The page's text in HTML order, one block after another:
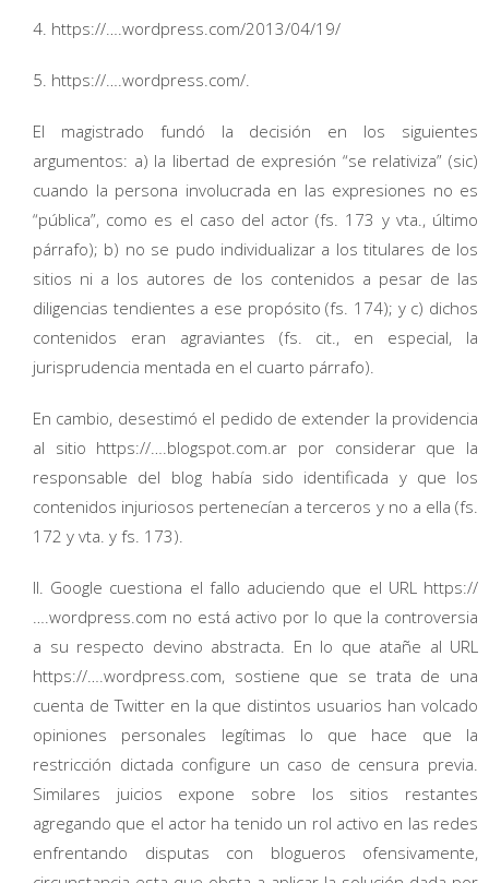
4. https://….wordpress.com/2013/04/19/
5. https://….wordpress.com/.
El magistrado fundó la decisión en los siguientes
argumentos: a) la libertad de expresión “se relativiza” (sic)
cuando la persona involucrada en las expresiones no es
“pública”, como es el caso del actor (fs. 173 y vta., último
párrafo); b) no se pudo individualizar a los titulares de los
sitios ni a los autores de los contenidos a pesar de las
diligencias tendientes a ese propósito (fs. 174); y c) dichos
contenidos eran agraviantes (fs. cit., en especial, la
jurisprudencia mentada en el cuarto párrafo).
En cambio, desestimó el pedido de extender la providencia
al sitio https://….blogspot.com.ar por considerar que la
responsable del blog había sido identificada y que los
contenidos injuriosos pertenecían a terceros y no a ella (fs.
172 y vta. y fs. 173).
II. Google cuestiona el fallo aduciendo que el URL https://
….wordpress.com no está activo por lo que la controversia
a su respecto devino abstracta. En lo que atañe al URL
https://….wordpress.com, sostiene que se trata de una
cuenta de Twitter en la que distintos usuarios han volcado
opiniones personales legítimas lo que hace que la
restricción dictada configure un caso de censura previa.
Similares juicios expone sobre los sitios restantes
agregando que el actor ha tenido un rol activo en las redes
enfrentando disputas con blogueros ofensivamente,